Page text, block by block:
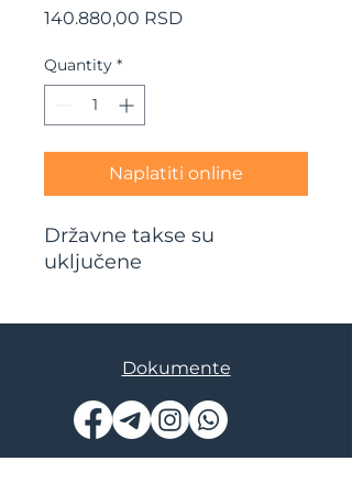
140.880,00 RSDPrice
Quantity *
Naplatiti online
Državne takse su
uključene
Dokumente